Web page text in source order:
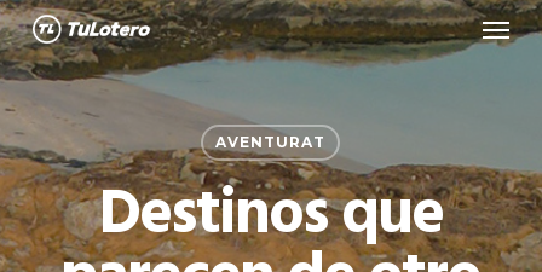
Skip
to
main
content
Menu
AVENTURAT
Destinos que